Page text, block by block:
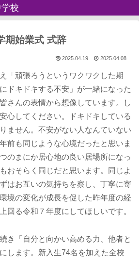
校
期始業式 式辞
2025.04.19 2025.04.08
「頑張ろうというワクワクした期
ドキドキする不安」が一緒になった
さんの表情から想像しています。し
心してください。ドキドキしている
ません。不安がない人なんていない
前も同じような心境だったと思いま
のまにか居心地の良い居場所になっ
おそらく同じだと思います。同じよ
はお互いの気持ちを察し、丁寧に寄
境の変化が成長を促した昨年度の経
回る令和７年度にしてほしいです。
き「自分と向かい高める力、他者と
します。新入生74名を加えた全校